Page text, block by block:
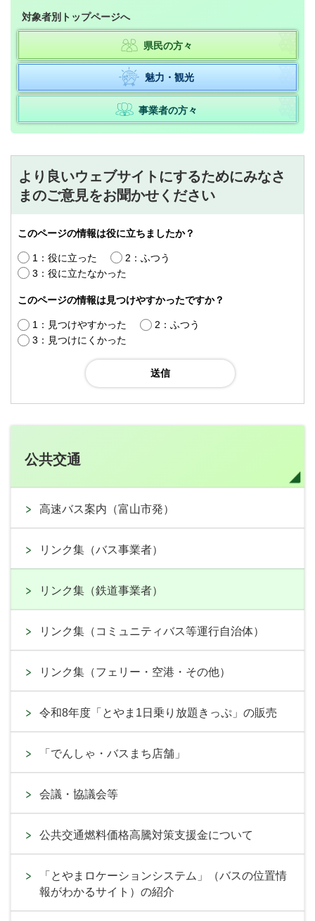
対象者別トップページへ
県民の方々
魅力・観光
事業者の方々
より良いウェブサイトにするためにみなさ
まのご意見をお聞かせください
このページの情報は役に立ちましたか？
1：役に立った
2：ふつう
3：役に立たなかった
このページの情報は見つけやすかったですか？
1：見つけやすかった
2：ふつう
3：見つけにくかった
公共交通
高速バス案内（富山市発）
リンク集（バス事業者）
リンク集（鉄道事業者）
リンク集（コミュニティバス等運行自治体）
リンク集（フェリー・空港・その他）
令和8年度「とやま1日乗り放題きっぷ」の販売
「でんしゃ・バスまち店舗」
会議・協議会等
公共交通燃料価格高騰対策支援金について
「とやまロケーションシステム」（バスの位置情
報がわかるサイト）の紹介